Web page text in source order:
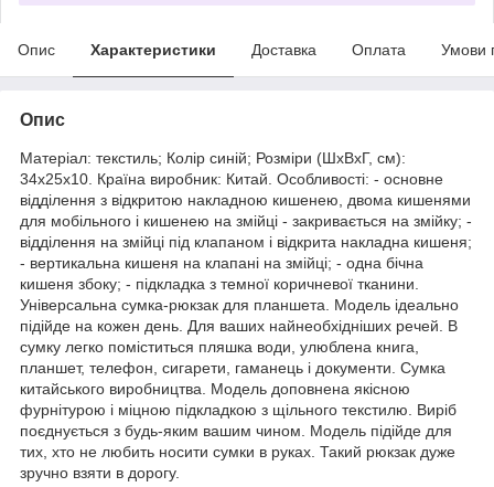
Опис Характеристики Доставка Оплата Умови
Опис
Матеріал: текстиль; Колір синій; Розміри (ШхВхГ, см):
34х25х10. Країна виробник: Китай. Особливості: - основне
відділення з відкритою накладною кишенею, двома кишенями
для мобільного і кишенею на змійці - закривається на змійку; -
відділення на змійці під клапаном і відкрита накладна кишеня;
- вертикальна кишеня на клапані на змійці; - одна бічна
кишеня збоку; - підкладка з темної коричневої тканини.
Універсальна сумка-рюкзак для планшета. Модель ідеально
підійде на кожен день. Для ваших найнеобхідніших речей. В
сумку легко поміститься пляшка води, улюблена книга,
планшет, телефон, сигарети, гаманець і документи. Сумка
китайського виробництва. Модель доповнена якісною
фурнітурою і міцною підкладкою з щільного текстилю. Виріб
поєднується з будь-яким вашим чином. Модель підійде для
тих, хто не любить носити сумки в руках. Такий рюкзак дуже
зручно взяти в дорогу.